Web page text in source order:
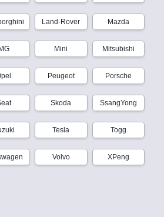
Land-Rover Mazda
MG Mini Mitsubishi
Peugeot Porsche
Skoda SsangYong
Tesla Togg
Volvo XPeng